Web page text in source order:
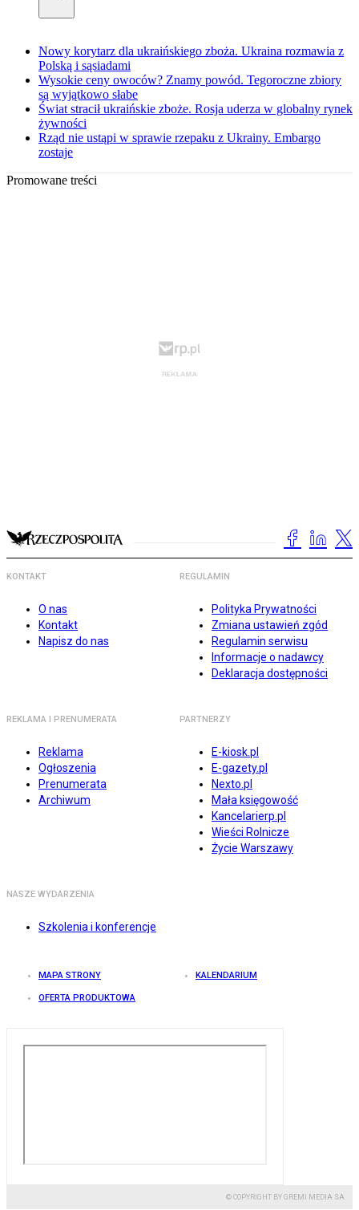
Nowy korytarz dla ukraińskiego zboża. Ukraina rozmawia z
Polską i sąsiadami
Wysokie ceny owoców? Znamy powód. Tegoroczne zbiory
są wyjątkowo słabe
Świat stracił ukraińskie zboże. Rosja uderza w globalny rynek
żywności
Rząd nie ustąpi w sprawie rzepaku z Ukrainy. Embargo
zostaje
Promowane treści
KONTAKT
O nas
Kontakt
Napisz do nas
REGULAMIN
Polityka Prywatności
Zmiana ustawień zgód
Regulamin serwisu
Informacje o nadawcy
Deklaracja dostępności
REKLAMA I PRENUMERATA
Reklama
Ogłoszenia
Prenumerata
Archiwum
PARTNERZY
E-kiosk.pl
E-gazety.pl
Nexto.pl
Mała księgowość
Kancelarierp.pl
Wieści Rolnicze
Życie Warszawy
NASZE WYDARZENIA
Szkolenia i konferencje
MAPA STRONY KALENDARIUM
OFERTA PRODUKTOWA
© COPYRIGHT BY GREMI MEDIA SA